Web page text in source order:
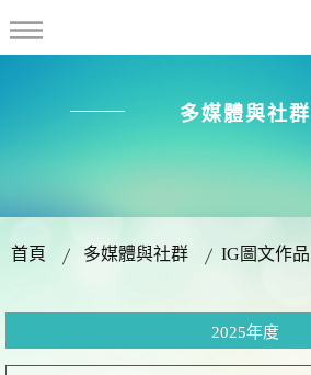
多媒體與社群
首頁 多媒體與社群 IG圖文作品
2025年度